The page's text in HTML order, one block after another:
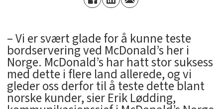
– Vi er svært glade for å kunne teste
bordservering ved McDonald’s her i
Norge. McDonald’s har hatt stor suksess
med dette i flere land allerede, og vi
gleder oss derfor til å teste dette blant
norske kunder, sier Erik Lødding,